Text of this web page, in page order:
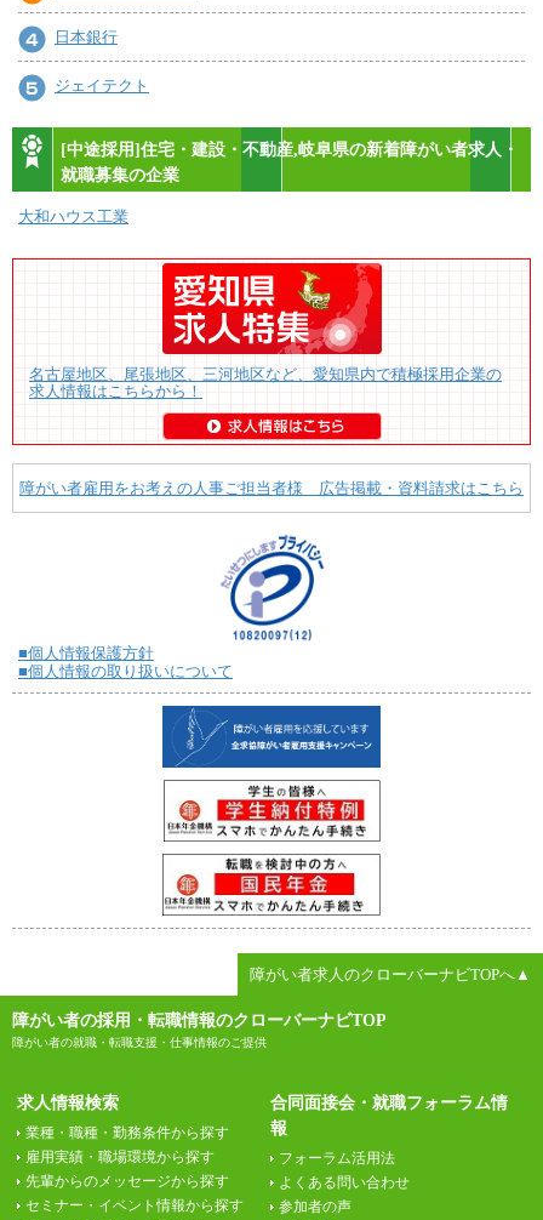
日本銀行
ジェイテクト
[中途採用]住宅・建設・不動産,岐阜県の新着障がい者求人・
就職募集の企業
大和ハウス工業
名古屋地区、尾張地区、三河地区など、愛知県内で積極採用企業の
求人情報はこちらから！
障がい者雇用をお考えの人事ご担当者様 広告掲載・資料請求はこちら
■個人情報保護方針
■個人情報の取り扱いについて
障がい者求人のクローバーナビTOPへ▲
障がい者の採用・転職情報のクローバーナビTOP
障がい者の就職・転職支援・仕事情報のご提供
求人情報検索
業種・職種・勤務条件から探す
雇用実績・職場環境から探す
先輩からのメッセージから探す
セミナー・イベント情報から探す
合同面接会・就職フォーラム情
報
フォーラム活用法
よくある問い合わせ
参加者の声